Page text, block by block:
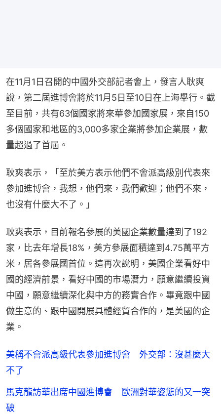
在11月1日召開的中國外交部記者會上，發言人耿爽
說，第二屆進博會將於11月5日至10日在上海舉行。截
至目前，共有63個國家將來華參加國家展，來自150
多個國家和地區的3,000多家企業將參加企業展，數
量超過了首屆。
耿爽表示，「至於美方表示他們不會派高級別代表來
參加進博會，我想，他們來，我們歡迎；他們不來，
也沒有什麼大不了。」
耿爽表示，目前報名參展的美國企業數量達到了192
家，比去年增長18%，美方參展面積達到4.75萬平方
米，居各參展國首位。這再次說明，美國企業看好中
國的經濟前景，看好中國的市場潛力，願意繼續投資
中國，願意繼續深化與中方的務實合作。畢竟跟中國
做生意的、跟中國開展具體經貿合作的，是美國的企
業。
美稱不會派高級代表參加進博會 外交部：沒甚麼大
不了
馬克龍訪華出席中國進博會 歐洲對華姿態的又一突
破